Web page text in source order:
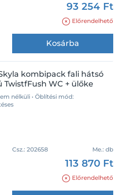
93 254 Ft
Előrendelhető
Kosárba
kombipack fali hátsó
TwistfFush WC + ülőke
nélküli • Öblítési mód:
Csz.: 202658 Me.: db
113 870 Ft
Előrendelhető